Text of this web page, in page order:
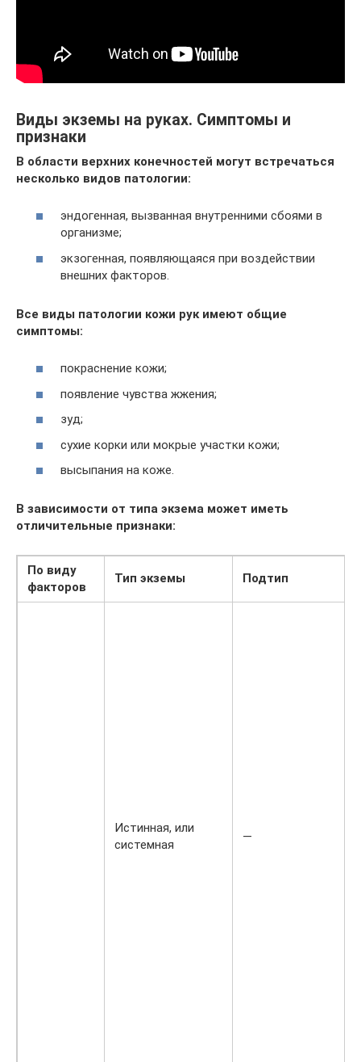
Виды экземы на руках. Симптомы и
признаки
В области верхних конечностей могут встречаться
несколько видов патологии:
эндогенная, вызванная внутренними сбоями в
организме;
экзогенная, появляющаяся при воздействии
внешних факторов.
Все виды патологии кожи рук имеют общие
симптомы:
покраснение кожи;
появление чувства жжения;
зуд;
сухие корки или мокрые участки кожи;
высыпания на коже.
В зависимости от типа экзема может иметь
отличительные признаки:
По виду
факторов
Тип экземы Подтип
Истинная, или
системная
—